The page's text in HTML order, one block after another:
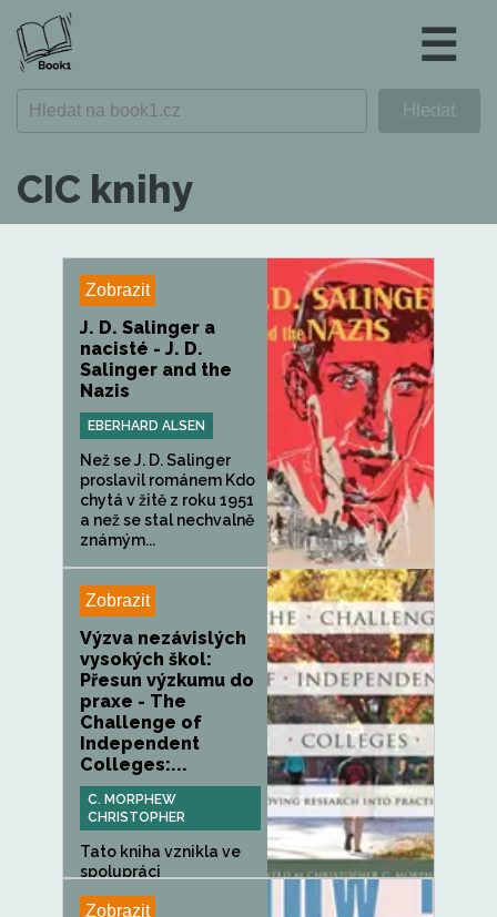
☰
CIC knihy
Zobrazit
J. D. Salinger a
nacisté - J. D.
Salinger and the
Nazis
EBERHARD ALSEN
Než se J. D. Salinger
proslavil románem Kdo
chytá v žitě z roku 1951
a než se stal nechvalně
známým...
Zobrazit
Výzva nezávislých
vysokých škol:
Přesun výzkumu do
praxe - The
Challenge of
Independent
Colleges:...
C. MORPHEW
CHRISTOPHER
Tato kniha vznikla ve
spolupráci
Zobrazit